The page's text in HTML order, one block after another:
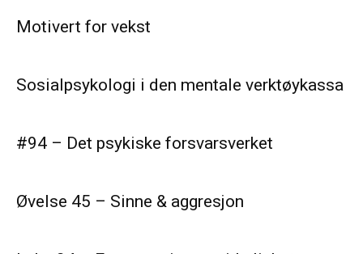
Motivert for vekst
Sosialpsykologi i den mentale verktøykassa
#94 – Det psykiske forsvarsverket
Øvelse 45 – Sinne & aggresjon